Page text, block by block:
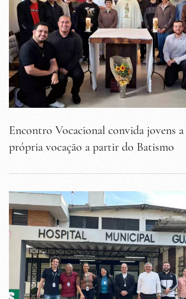
Encontro Vocacional convida jovens
própria vocação a partir do Batismo